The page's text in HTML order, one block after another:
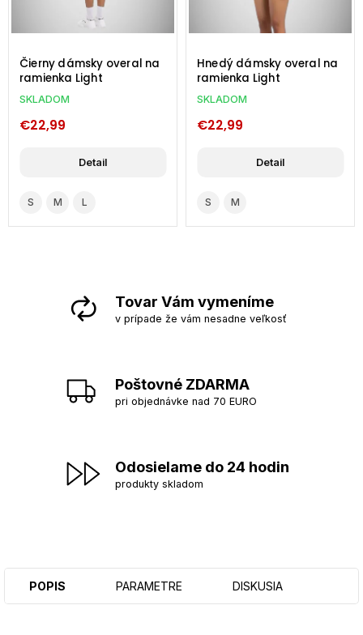
Čierny dámsky overal na
ramienka Light
SKLADOM
€22,99
Detail
S M L
Hnedý dámsky overal na
ramienka Light
SKLADOM
€22,99
Detail
S M
Tovar Vám vymeníme
v prípade že vám nesadne veľkosť
Poštovné ZDARMA
pri objednávke nad 70 EURO
Odosielame do 24 hodin
produkty skladom
POPIS PARAMETRE DISKUSIA